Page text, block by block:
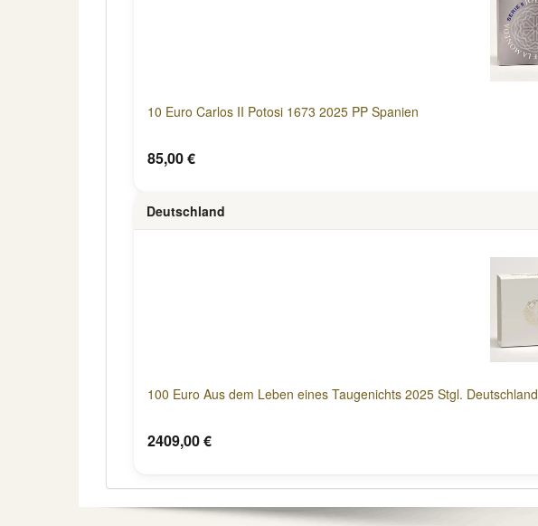
10 Euro Carlos II Potosi 1673 2025 PP Spanien
85,00 €
Deutschland
100 Euro Aus dem Leben eines Taugenichts 2025 Stgl. Deutschland
2409,00 €